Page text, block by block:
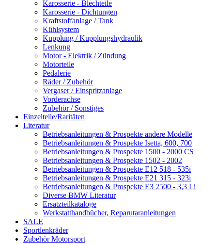
Karosserie - Blechteile
Karosserie - Dichtungen
Kraftstoffanlage / Tank
Kühlsystem
Kupplung / Kupplungshydraulik
Lenkung
Motor - Elektrik / Zündung
Motorteile
Pedalerie
Räder / Zubehör
Vergaser / Einspritzanlage
Vorderachse
Zubehör / Sonstiges
Einzelteile/Raritäten
Literatur
Betriebsanleitungen & Prospekte andere Modelle
Betriebsanleitungen & Prospekte Isetta, 600, 700
Betriebsanleitungen & Prospekte 1500 - 2000 CS
Betriebsanleitungen & Prospekte 1502 - 2002
Betriebsanleitungen & Prospekte E12 518 - 535i
Betriebsanleitungen & Prospekte E21 315 - 323i
Betriebsanleitungen & Prospekte E3 2500 - 3,3 Li
Diverse BMW Literatur
Ersatzteilkataloge
Werkstatthandbücher, Reparutaranleitungen
SALE
Sportlenkräder
Zubehör Motorsport